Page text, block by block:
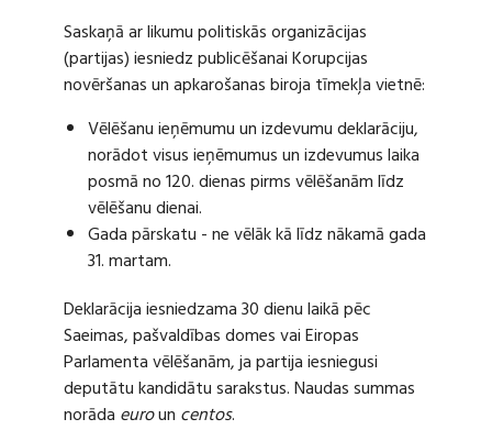
Saskaņā ar likumu politiskās organizācijas
(partijas) iesniedz publicēšanai Korupcijas
novēršanas un apkarošanas biroja tīmekļa vietnē:
Vēlēšanu ieņēmumu un izdevumu deklarāciju,
norādot visus ieņēmumus un izdevumus laika
posmā no 120. dienas pirms vēlēšanām līdz
vēlēšanu dienai.
Gada pārskatu - ne vēlāk kā līdz nākamā gada
31. martam.
Deklarācija iesniedzama 30 dienu laikā pēc
Saeimas, pašvaldības domes vai Eiropas
Parlamenta vēlēšanām, ja partija iesniegusi
deputātu kandidātu sarakstus. Naudas summas
norāda euroun centos.